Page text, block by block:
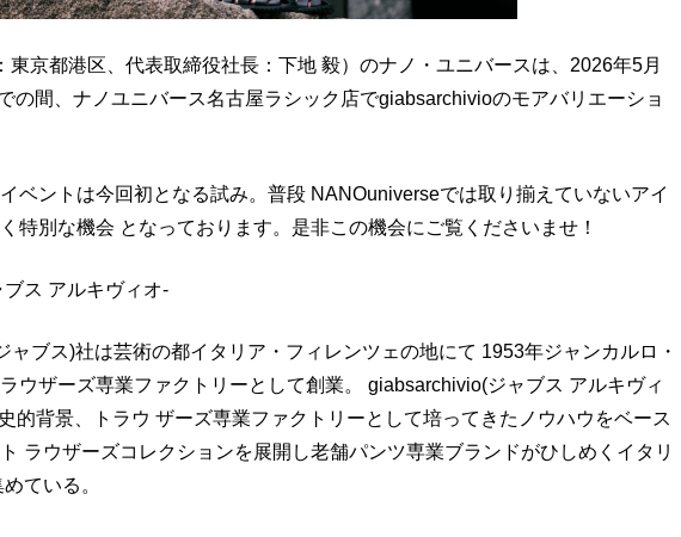
東京都港区、代表取締役社長：下地 毅）のナノ・ユニバースは、2026年5月
の間、ナノユニバース名古屋ラシック店でgiabsarchivioのモアバリエーショ
ベントは今回初となる試み。普段 NANOuniverseでは取り揃えていないアイ
特別な機会 となっております。是非この機会にご覧くださいませ！
ス アルキヴィオ-
ャブス)社は芸術の都イタリア・フィレンツェの地にて 1953年ジャンカルロ・
ウザーズ専業ファクトリーとして創業。 giabsarchivio(ジャブス アルキヴィ
的背景、トラウ ザーズ専業ファクトリーとして培ってきたノウハウをベース
ラウザーズコレクションを展開し老舗パンツ専業ブランドがひしめくイタリ
ている。